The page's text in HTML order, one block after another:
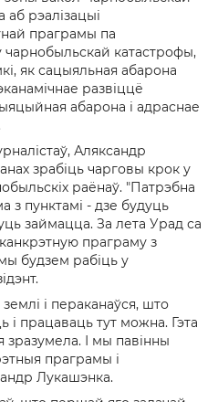
рэалізацыі
праграмы па
чарнобыльскай катастрофы,
як сацыяльная абарона
развіццё
абарона і адраснае
Аляксандр
зрабіць чарговы крок у
раёнаў. "Патрэбна
з пунктамі - дзе будуць
займацца. За лета Урад са
праграму з
будзем рабіць у
і пераканаўся, што
працаваць тут можна. Гэта
зразумела. І мы павінны
праграмы і
Лукашэнка.